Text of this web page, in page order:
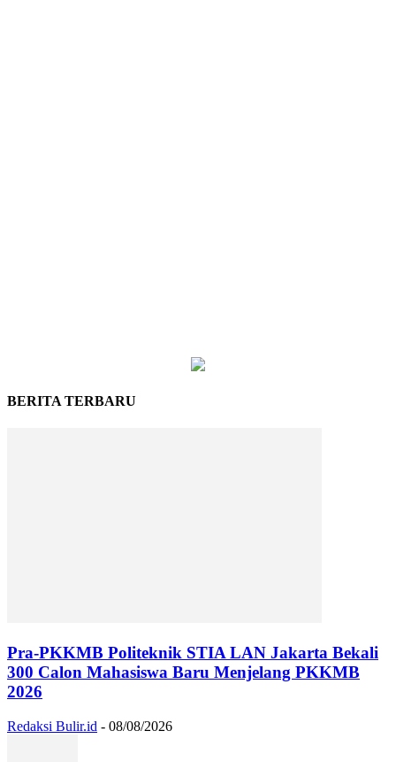
BERITA TERBARU
Pra-PKKMB Politeknik STIA LAN Jakarta Bekali
300 Calon Mahasiswa Baru Menjelang PKKMB
2026
Redaksi Bulir.id - 08/08/2026